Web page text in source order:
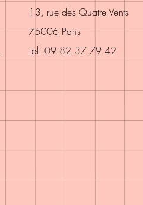
13, rue des Quatre Vents
75006 Paris
Tel: 09.82.37.79.42